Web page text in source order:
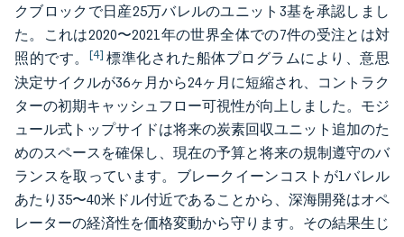
クブロックで日産25万バレルのユニット3基を承認しまし
た。これは2020〜2021年の世界全体での7件の受注とは対
照的です。 [4] 標準化された船体プログラムにより、意思
決定サイクルが36ヶ月から24ヶ月に短縮され、コントラク
ターの初期キャッシュフロー可視性が向上しました。モジ
ュール式トップサイドは将来の炭素回収ユニット追加のた
めのスペースを確保し、現在の予算と将来の規制遵守のバ
ランスを取っています。ブレークイーンコストが1バレル
あたり35〜40米ドル付近であることから、深海開発はオペ
レーターの経済性を価格変動から守ります。その結果生じ